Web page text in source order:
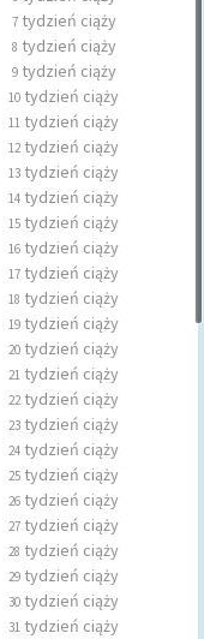
7tydzień ciąży
8 tydzień ciąży
9tydzień ciąży
10 tydzień ciąży
11 tydzień ciąży
12tydzień ciąży
13 tydzień ciąży
14 tydzień ciąży
15 tydzień ciąży
16 tydzień ciąży
17 tydzień ciąży
18 tydzień ciąży
19 tydzień ciąży
20 tydzień ciąży
21 tydzień ciąży
22tydzień ciąży
23 tydzień ciąży
24 tydzień ciąży
25 tydzień ciąży
26 tydzień ciąży
27 tydzień ciąży
28 tydzień ciąży
29 tydzień ciąży
30 tydzień ciąży
31 tydzień ciąży